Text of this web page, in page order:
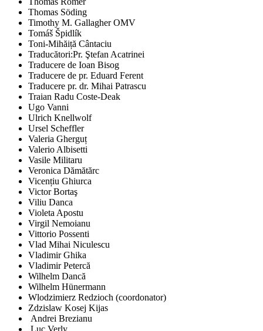
Thomas Söding
Timothy M. Gallagher OMV
Tomáš Špidlík
Toni-Mihăiță Cântaciu
Traducători:Pr. Ştefan Acatrinei
Traducere de Ioan Bisog
Traducere de pr. Eduard Ferent
Traducere pr. dr. Mihai Patrascu
Traian Radu Coste-Deak
Ugo Vanni
Ulrich Knellwolf
Ursel Scheffler
Valeria Gherguț
Valerio Albisetti
Vasile Militaru
Veronica Dămătărc
Vicențiu Ghiurca
Victor Bortaş
Viliu Danca
Violeta Apostu
Virgil Nemoianu
Vittorio Possenti
Vlad Mihai Niculescu
Vladimir Ghika
Vladimir Petercă
Wilhelm Dancă
Wilhelm Hünermann
Wlodzimierz Redzioch (coordonator)
Zdzislaw Kosej Kijas
Andrei Brezianu